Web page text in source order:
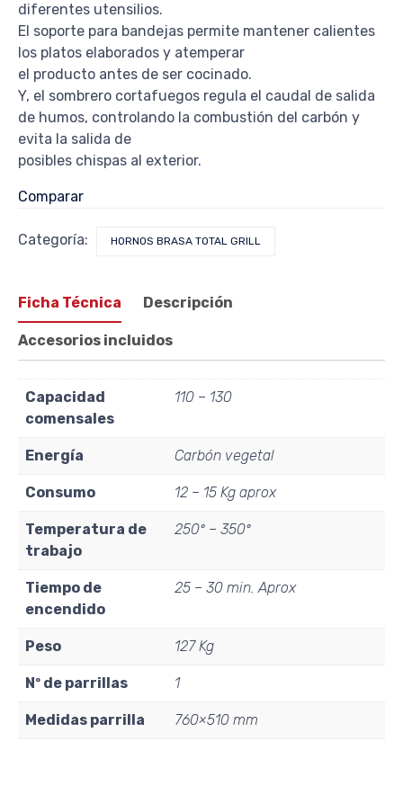
diferentes utensilios.
El soporte para bandejas permite mantener calientes
los platos elaborados y atemperar
el producto antes de ser cocinado.
Y, el sombrero cortafuegos regula el caudal de salida
de humos, controlando la combustión del carbón y
evita la salida de
posibles chispas al exterior.
Comparar
Categoría: HORNOS BRASA TOTAL GRILL
Ficha Técnica Descripción
Accesorios incluidos
Capacidad
comensales
110 – 130
Energía Carbón vegetal
Consumo 12 – 15 Kg aprox
Temperatura de
trabajo
250º – 350º
Tiempo de
encendido
25 – 30 min. Aprox
Peso 127 Kg
Nº de parrillas 1
Medidas parrilla 760×510 mm